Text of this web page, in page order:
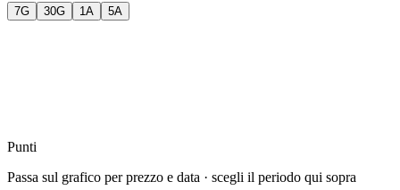
7G 30G 1A 5A
Punti
Passa sul grafico per prezzo e data · scegli il periodo qui sopra